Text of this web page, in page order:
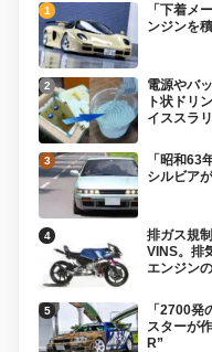
「下着メ
ンジンを
電源やバ
ト状ドリ
イススラ
「昭和63
シルビア
排ガス規
VINS。排
エンジン
「2700
スターが
R”